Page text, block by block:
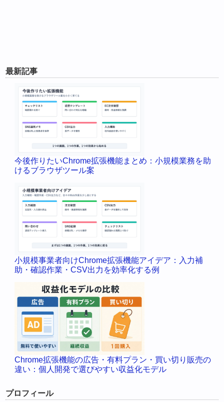
最新記事
今後作りたいChrome拡張機能まとめ：小規模業務を助
けるブラウザツール案
小規模事業者向けChrome拡張機能アイデア：入力補
助・確認作業・CSV出力を効率化する例
Chrome拡張機能の広告・有料プラン・買い切り販売の
違い：個人開発で選びやすい収益化モデル
プロフィール